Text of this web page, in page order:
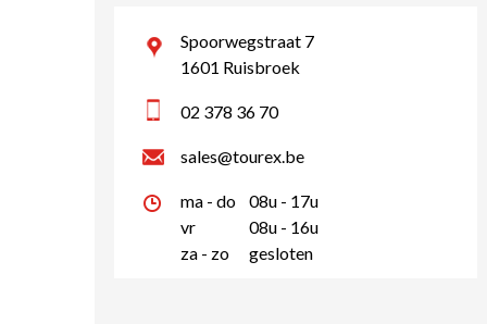
Spoorwegstraat 7
1601 Ruisbroek
02 378 36 70
sales@tourex.be
ma - do
08u - 17u
vr
08u - 16u
za - zo
gesloten